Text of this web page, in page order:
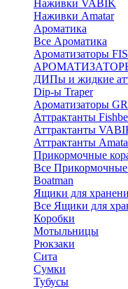
Наживки VABIK
Наживки Amatar
Ароматика
Все Ароматика
Ароматизаторы
АРОМАТИЗАТОРЫ
ДИПы и жидкие
Dip-ы Traper
Ароматизаторы
Аттрактанты
Аттрактанты
Аттрактанты
Прикормочные
Все Прикормочные
Boatman
Ящики для
Все Ящики для
Коробки
Мотыльницы
Рюкзаки
Сита
Сумки
Тубусы